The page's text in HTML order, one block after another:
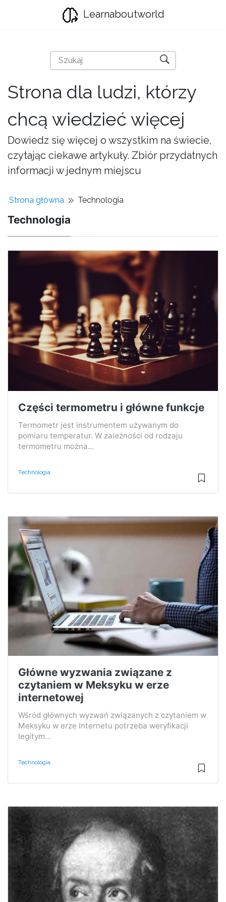
Learnaboutworld
Strona dla ludzi, którzy
chcą wiedzieć więcej
Dowiedz się więcej o wszystkim na świecie,
czytając ciekawe artykuły. Zbiór przydatnych
informacji w jednym miejscu
Strona główna Technologia
Technologia
Części termometru i główne funkcje
Termometr jest instrumentem używanym do
pomiaru temperatur. W zależności od rodzaju
termometru można...
Technologia
Główne wyzwania związane z
czytaniem w Meksyku w erze
internetowej
Wśród głównych wyzwań związanych z czytaniem w
Meksyku w erze Internetu potrzeba weryfikacji
legitym...
Technologia